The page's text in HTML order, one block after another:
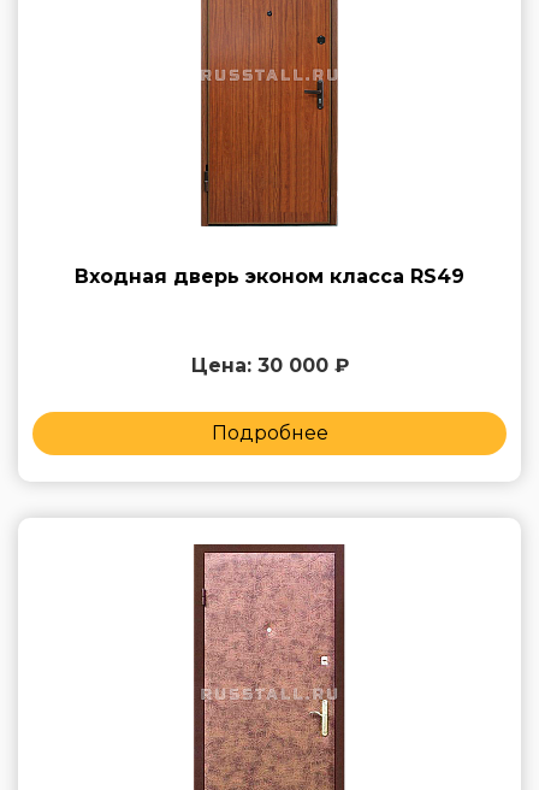
Входная дверь эконом класса RS49
Цена: 30 000 ₽
Подробнее